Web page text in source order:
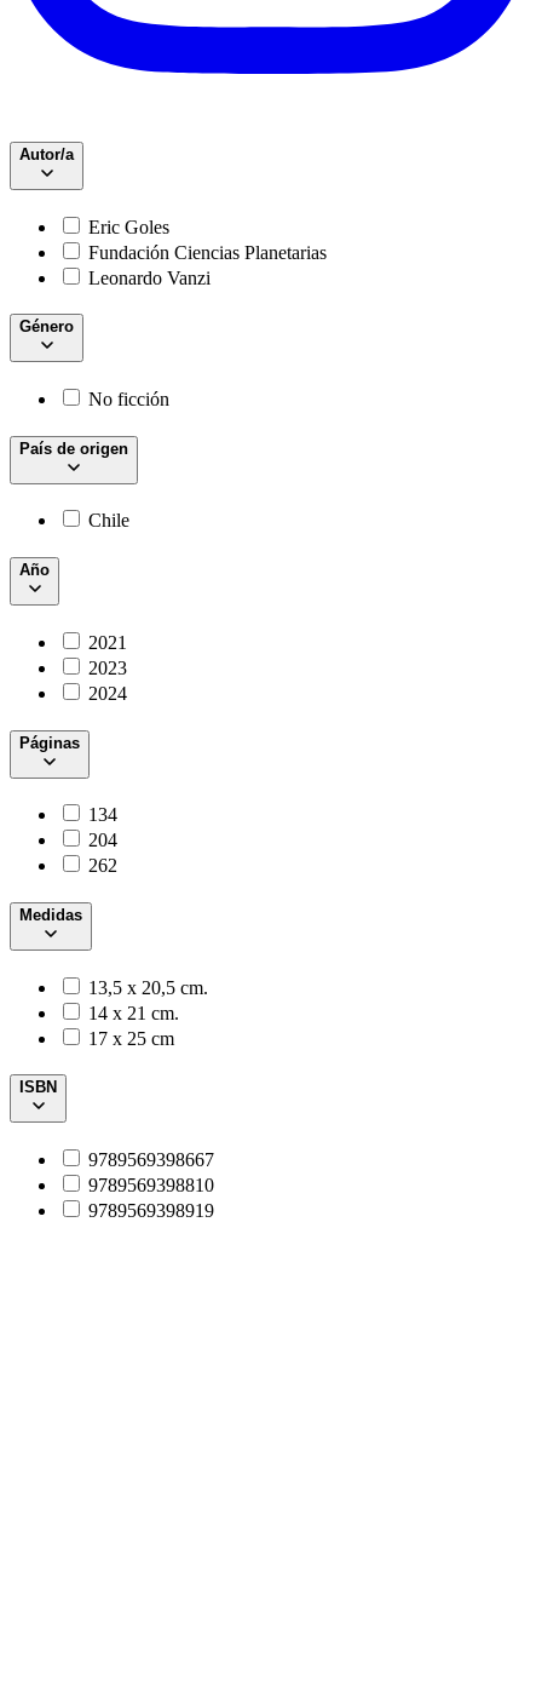
Autor/a
Eric Goles
Fundación Ciencias Planetarias
Leonardo Vanzi
Género
No ficción
País de origen
Chile
Año
2021
2023
2024
Páginas
134
204
262
Medidas
13,5 x 20,5 cm.
14 x 21 cm.
17 x 25 cm
ISBN
9789569398667
9789569398810
9789569398919